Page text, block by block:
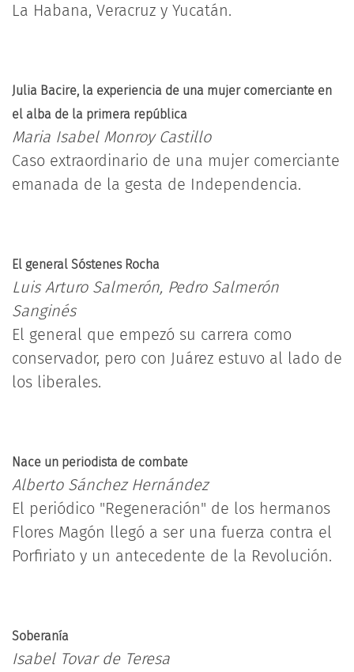
La Habana, Veracruz y Yucatán.
Julia Bacire, la experiencia de una mujer comerciante en
el alba de la primera república
Maria Isabel Monroy Castillo
Caso extraordinario de una mujer comerciante
emanada de la gesta de Independencia.
El general Sóstenes Rocha
Luis Arturo Salmerón, Pedro Salmerón
Sanginés
El general que empezó su carrera como
conservador, pero con Juárez estuvo al lado de
los liberales.
Nace un periodista de combate
Alberto Sánchez Hernández
El periódico "Regeneración" de los hermanos
Flores Magón llegó a ser una fuerza contra el
Porfiriato y un antecedente de la Revolución.
Soberanía
Isabel Tovar de Teresa